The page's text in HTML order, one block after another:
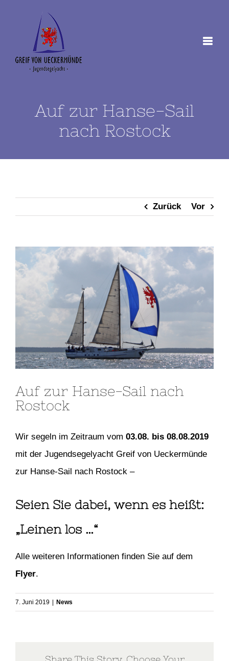
springen
Auf zur Hanse-Sail
nach Rostock
Zurück Vor
Zeige
grösseres
Auf zur Hanse-Sail nach
Rostock
Wir segeln im Zeitraum vom 03.08. bis 08.08.2019
mit der Jugendsegelyacht Greif von Ueckermünde
zur Hanse-Sail nach Rostock –
Seien Sie dabei, wenn es heißt:
„Leinen los …“
Alle weiteren Informationen finden Sie auf dem
Flyer.
7. Juni 2019 | News